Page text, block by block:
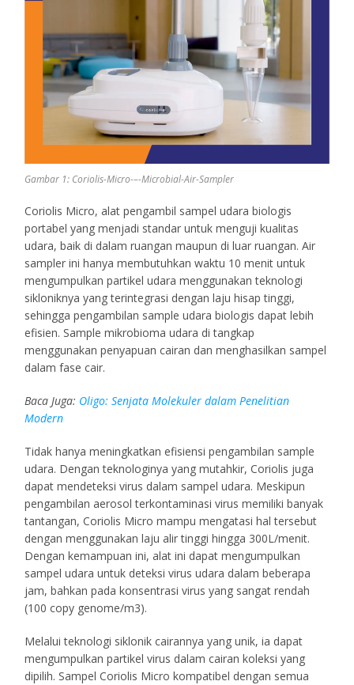
Gambar 1: Coriolis-Micro-–-Microbial-Air-Sampler
Coriolis Micro, alat pengambil sampel udara biologis
portabel yang menjadi standar untuk menguji kualitas
udara, baik di dalam ruangan maupun di luar ruangan. Air
sampler ini hanya membutuhkan waktu 10 menit untuk
mengumpulkan partikel udara menggunakan teknologi
sikloniknya yang terintegrasi dengan laju hisap tinggi,
sehingga pengambilan sample udara biologis dapat lebih
efisien. Sample mikrobioma udara di tangkap
menggunakan penyapuan cairan dan menghasilkan sampel
dalam fase cair.
Baca Juga: Oligo: Senjata Molekuler dalam Penelitian
Modern
Tidak hanya meningkatkan efisiensi pengambilan sample
udara. Dengan teknologinya yang mutahkir, Coriolis juga
dapat mendeteksi virus dalam sampel udara. Meskipun
pengambilan aerosol terkontaminasi virus memiliki banyak
tantangan, Coriolis Micro mampu mengatasi hal tersebut
dengan menggunakan laju alir tinggi hingga 300L/menit.
Dengan kemampuan ini, alat ini dapat mengumpulkan
sampel udara untuk deteksi virus udara dalam beberapa
jam, bahkan pada konsentrasi virus yang sangat rendah
(100 copy genome/m3).
Melalui teknologi siklonik cairannya yang unik, ia dapat
mengumpulkan partikel virus dalam cairan koleksi yang
dipilih. Sampel Coriolis Micro kompatibel dengan semua